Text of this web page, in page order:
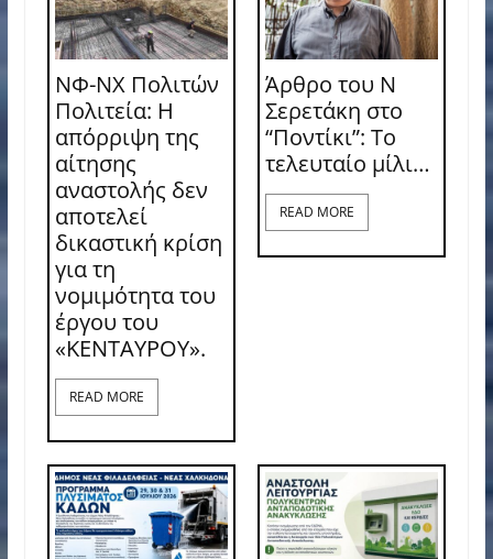
ΝΦ-ΝΧ Πολιτών
Πολιτεία: Η
απόρριψη της
αίτησης
αναστολής δεν
αποτελεί
δικαστική κρίση
για τη
νομιμότητα του
έργου του
«ΚΕΝΤΑΥΡΟΥ».
READ MORE
Άρθρο του Ν
Σερετάκη στο
“Ποντίκι”: Το
τελευταίο μίλι…
READ MORE